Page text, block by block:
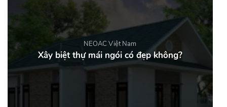
NEOAC Việt Nam
Xây biệt thự mái ngói có đẹp không?